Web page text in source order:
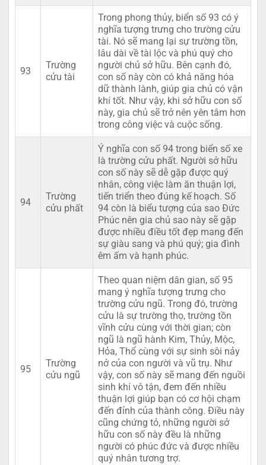
93
Trường
cửu tài
Trong phong thủy, biển số 93 có ý
nghĩa tượng trưng cho trường cửu
tài. Nó sẽ mang lại sự trường tồn,
lâu dài về tài lộc và phú quý cho
người chủ sở hữu. Bên cạnh đó,
con số này còn có khả năng hóa
dữ thành lành, giúp gia chủ có vận
khí tốt. Như vậy, khi sở hữu con số
này, gia chủ sẽ trở nên yên tâm hơn
trong công việc và cuộc sống.
94
Trường
cửu phất
Ý nghĩa con số 94 trong biển số xe
là trường cửu phất. Người sở hữu
con số này sẽ dễ gặp được quý
nhân, công việc làm ăn thuận lợi,
tiến triển theo đúng kế hoạch. Số
94 còn là biểu tượng của sao Đức
Phúc nên gia chủ sao này sẽ gặp
được nhiều điều tốt đẹp mang đến
sự giàu sang và phú quý; gia đình
êm ấm và hạnh phúc.
95
Trường
cửu ngũ
Theo quan niệm dân gian, số 95
mang ý nghĩa tượng trưng cho
trường cửu ngũ. Trong đó, trường
cửu là sự trường thọ, trường tồn
vĩnh cửu cùng với thời gian; còn
ngũ là ngũ hành Kim, Thủy, Mộc,
Hỏa, Thổ cùng với sự sinh sôi nảy
nở của con người và vũ trụ. Như
vậy, con số này sẽ mang đến nguồi
sinh khí vô tận, đem đến nhiều
thuận lợi giúp bạn có cơ hội chạm
đến đỉnh của thành công. Điều này
cũng chứng tỏ, những người sở
hữu con số này đều là những
người có phúc đức và được nhiều
quý nhân tương trợ.